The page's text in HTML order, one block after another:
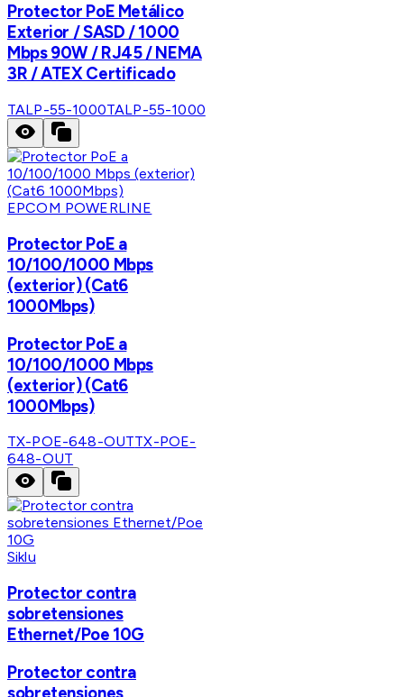
Protector PoE Metálico
Exterior / SASD / 1000
Mbps 90W / RJ45 / NEMA
3R / ATEX Certificado
TALP-55-1000TALP-55-1000
EPCOM POWERLINE
Protector PoE a
10/100/1000 Mbps
(exterior) (Cat6
1000Mbps)
Protector PoE a
10/100/1000 Mbps
(exterior) (Cat6
1000Mbps)
TX-POE-648-OUTTX-POE-
648-OUT
Siklu
Protector contra
sobretensiones
Ethernet/Poe 10G
Protector contra
sobretensiones